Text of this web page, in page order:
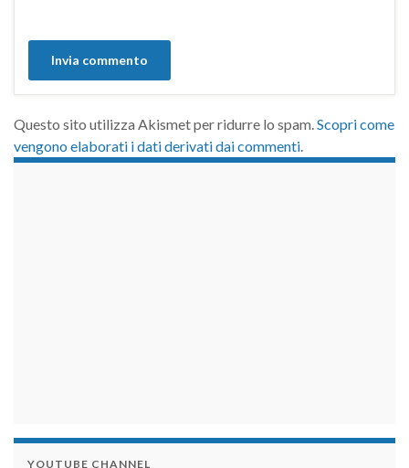
Questo sito utilizza Akismet per ridurre lo spam. Scopri come
vengono elaborati i dati derivati dai commenti
YOUTUBE CHANNEL